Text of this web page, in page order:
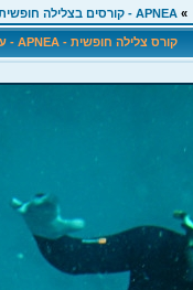
» APNEA - קורסים בצלילה חופשית 2009
קורס צלילה חופשית - APNEA - עם שקי ועומרי - 011